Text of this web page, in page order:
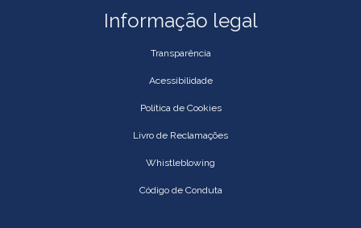
Informação legal
Transparência
Acessibilidade
Política de Cookies
Livro de Reclamações
Whistleblowing
Código de Conduta